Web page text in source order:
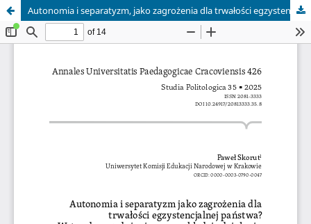
Autonomia i separatyzm, jako zagrożenia dla trwałości egzystencjalnej państwa? Wstęp do zagadnienia na przykładzie działania Federacji Rosyjskiej w XXI wieku